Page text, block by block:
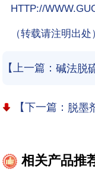
HTTP://
（转载请注明出处
【上一篇：
【下一篇：
相关产品推